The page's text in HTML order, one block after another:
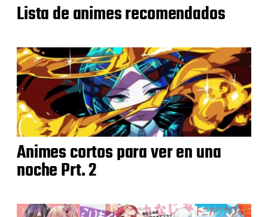
Lista de animes recomendados
Animes cortos para ver en una
noche Prt. 2